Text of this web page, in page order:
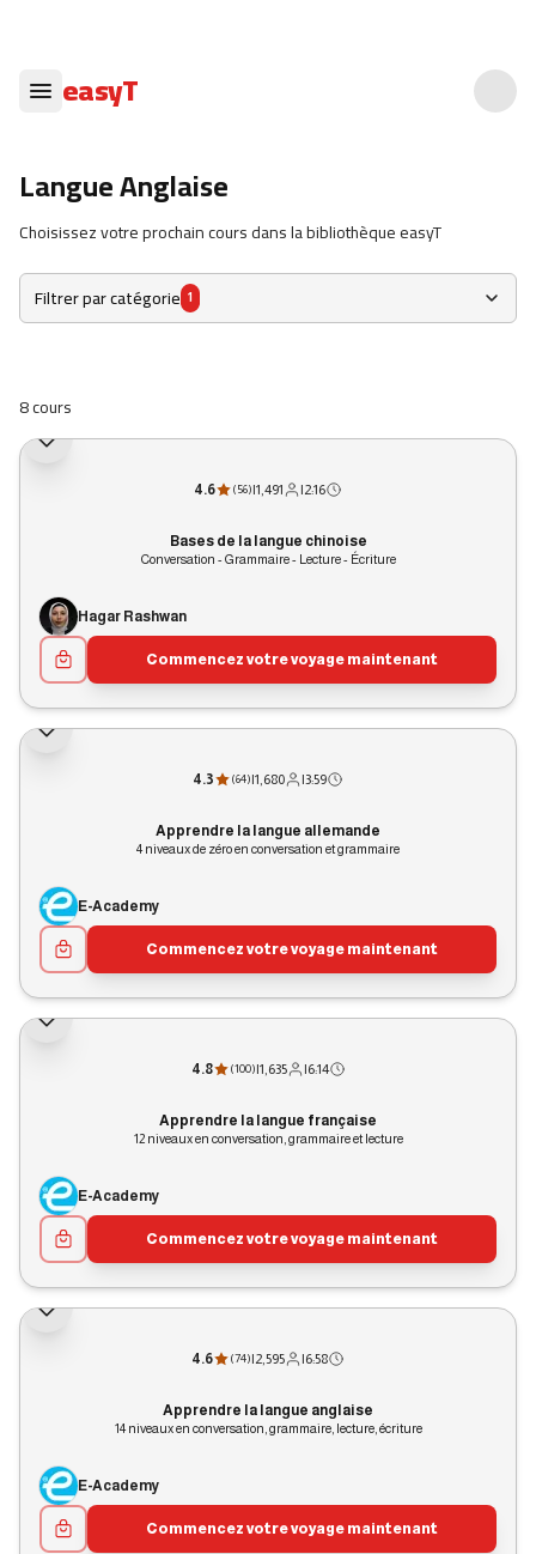
easyT
Langue Anglaise
Choisissez votre prochain cours dans la bibliothèque easyT
Filtrer par catégorie 1
8 cours
4.6 (56)|1,491 |2:16
Bases de la langue chinoise
Conversation - Grammaire - Lecture - Écriture
Hagar Rashwan
Commencez votre voyage maintenant
4.3 (64)|1,680 |3:59
Apprendre la langue allemande
4 niveaux de zéro en conversation et grammaire
E-Academy
Commencez votre voyage maintenant
4.8 (100)|1,635 |6:14
Apprendre la langue française
12 niveaux en conversation, grammaire et lecture
E-Academy
Commencez votre voyage maintenant
4.6 (74)|2,595 |6:58
Apprendre la langue anglaise
14 niveaux en conversation, grammaire, lecture, écriture
E-Academy
Commencez votre voyage maintenant